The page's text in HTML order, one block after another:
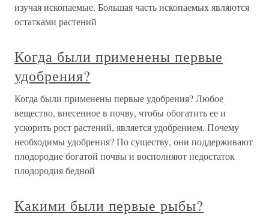
изучая ископаемые. Большая часть ископаемых являются
остатками растений
Когда были применены первые
удобрения?
Когда были применены первые удобрения? Любое
вещество, внесенное в почву, чтобы обогатить ее и
ускорить рост растений, является удобрением. Почему
необходимы удобрения? По существу, они поддерживают
плодородие богатой почвы и восполняют недостаток
плодородия бедной
Какими были первые рыбы?